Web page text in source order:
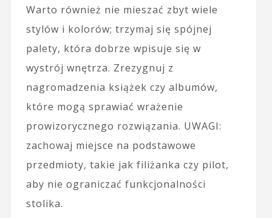
Warto również nie mieszać zbyt wiele
stylów i kolorów; trzymaj się spójnej
palety, która dobrze wpisuje się w
wystrój wnętrza. Zrezygnuj z
nagromadzenia książek czy albumów,
które mogą sprawiać wrażenie
prowizorycznego rozwiązania. UWAGI:
zachowaj miejsce na podstawowe
przedmioty, takie jak filiżanka czy pilot,
aby nie ograniczać funkcjonalności
stolika.